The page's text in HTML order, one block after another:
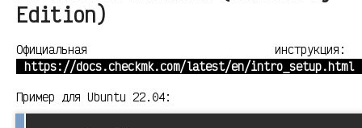
Edition)
Официальная инструкция:
https://docs.checkmk.com/latest/en/intro_setup.html
Пример для Ubuntu 22.04: